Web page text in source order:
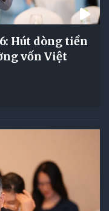
Hút dòng tiền
vốn Việt